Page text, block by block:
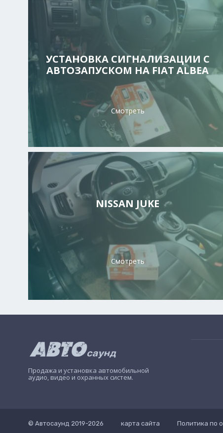
УСТАНОВКА СИГНАЛИЗАЦИИ С
АВТОЗАПУСКОМ НА FIAT ALBEA
Смотреть
NISSAN JUKE
Смотреть
Продажа и установка автомобильной
аудио, видео и охранных систем.
© Автосаунд 2019-2026 карта сайта Политика по